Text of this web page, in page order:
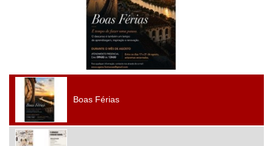
Boas Férias